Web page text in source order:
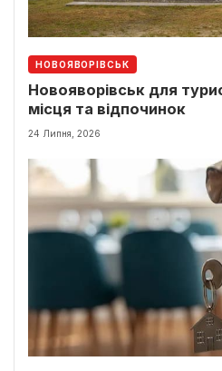
НОВОЯВОРІВСЬК
Новояворівськ для
місця та відпочинок
24 Липня, 2026